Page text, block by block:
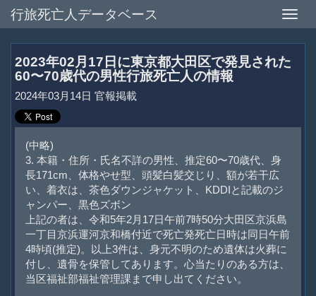
Toggle
行旅死亡人データベース
2023年02月17日に東京都大田区で発見された
60〜70歳代の男性行旅死亡人の情報
2024年03月14日 官報掲載
(中略)
3. 本籍・住所・氏名不詳の男性、推定60〜70歳代、身
長171cm、体格やせ型、頭髪白髪交じり、額が若干広
い、着衣は、茶色ダウンジャケット、KDDIと記載のジ
ャンパー、黒色ズボン
上記の者は、令和5年2月17日午前7時50分大田区京浜島
一丁目京浜運河京和橋付近で死亡発死亡日時は同日午前
4時頃(推定)。以上3件は、身元不明のため遺体は火葬に
付し、遺骨を保管してあります。心当たりのある方は、
当区福祉部福祉管理課まで申し出てください。